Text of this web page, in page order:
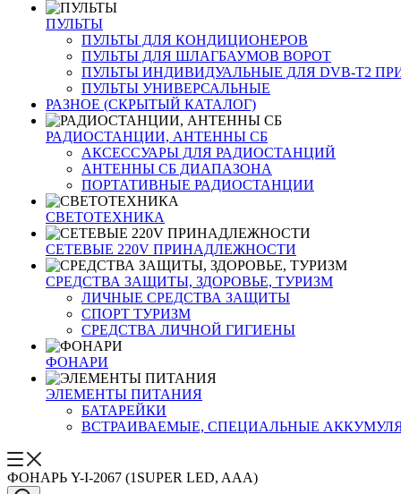
ПУЛЬТЫ
ПУЛЬТЫ ДЛЯ КОНДИЦИОНЕРОВ
ПУЛЬТЫ ДЛЯ ШЛАГБАУМОВ ВОРОТ
ПУЛЬТЫ ИНДИВИДУАЛЬНЫЕ ДЛЯ DVB-T2
ПУЛЬТЫ УНИВЕРСАЛЬНЫЕ
РАЗНОЕ (СКРЫТЫЙ КАТАЛОГ)
РАДИОСТАНЦИИ, АНТЕННЫ CБ
АКСЕССУАРЫ ДЛЯ РАДИОСТАНЦИЙ
АНТЕННЫ CБ ДИАПАЗОНА
ПОРТАТИВНЫЕ РАДИОСТАНЦИИ
СВЕТОТЕХНИКА
СЕТЕВЫЕ 220V ПРИНАДЛЕЖНОСТИ
СРЕДСТВА ЗАЩИТЫ, ЗДОРОВЬЕ, ТУРИЗМ
ЛИЧНЫЕ СРЕДСТВА ЗАЩИТЫ
СПОРТ ТУРИЗМ
СРЕДСТВА ЛИЧНОЙ ГИГИЕНЫ
ФОНАРИ
ЭЛЕМЕНТЫ ПИТАНИЯ
БАТАРЕЙКИ
ВСТРАИВАЕМЫЕ, СПЕЦИАЛЬНЫЕ
ФОНАРЬ Y-I-2067 (1SUPER LED, AAA)